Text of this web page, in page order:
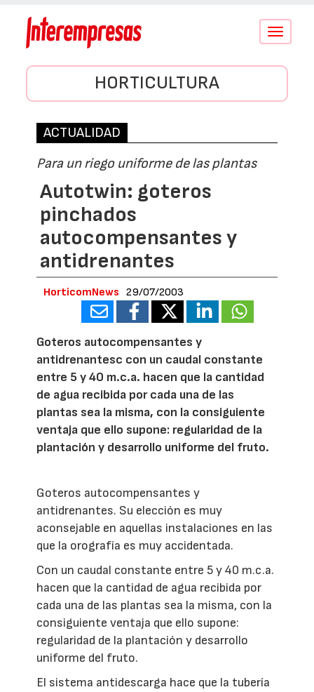
Conmutar
HORTICULTURA
ACTUALIDAD
Para un riego uniforme de las plantas
Autotwin: goteros
pinchados
autocompensantes y
antidrenantes
HorticomNews 29/07/2003
Goteros autocompensantes y
antidrenantesc con un caudal constante
entre 5 y 40 m.c.a. hacen que la cantidad
de agua recibida por cada una de las
plantas sea la misma, con la consiguiente
ventaja que ello supone: regularidad de la
plantación y desarrollo uniforme del fruto.
Goteros autocompensantes y
antidrenantes. Su elección es muy
aconsejable en aquellas instalaciones en las
que la orografía es muy accidentada.
Con un caudal constante entre 5 y 40 m.c.a.
hacen que la cantidad de agua recibida por
cada una de las plantas sea la misma, con la
consiguiente ventaja que ello supone:
regularidad de la plantación y desarrollo
uniforme del fruto.
El sistema antidescarga hace que la tubería